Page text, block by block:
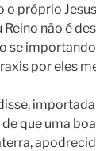
próprio
não é
se
por eles
que uma